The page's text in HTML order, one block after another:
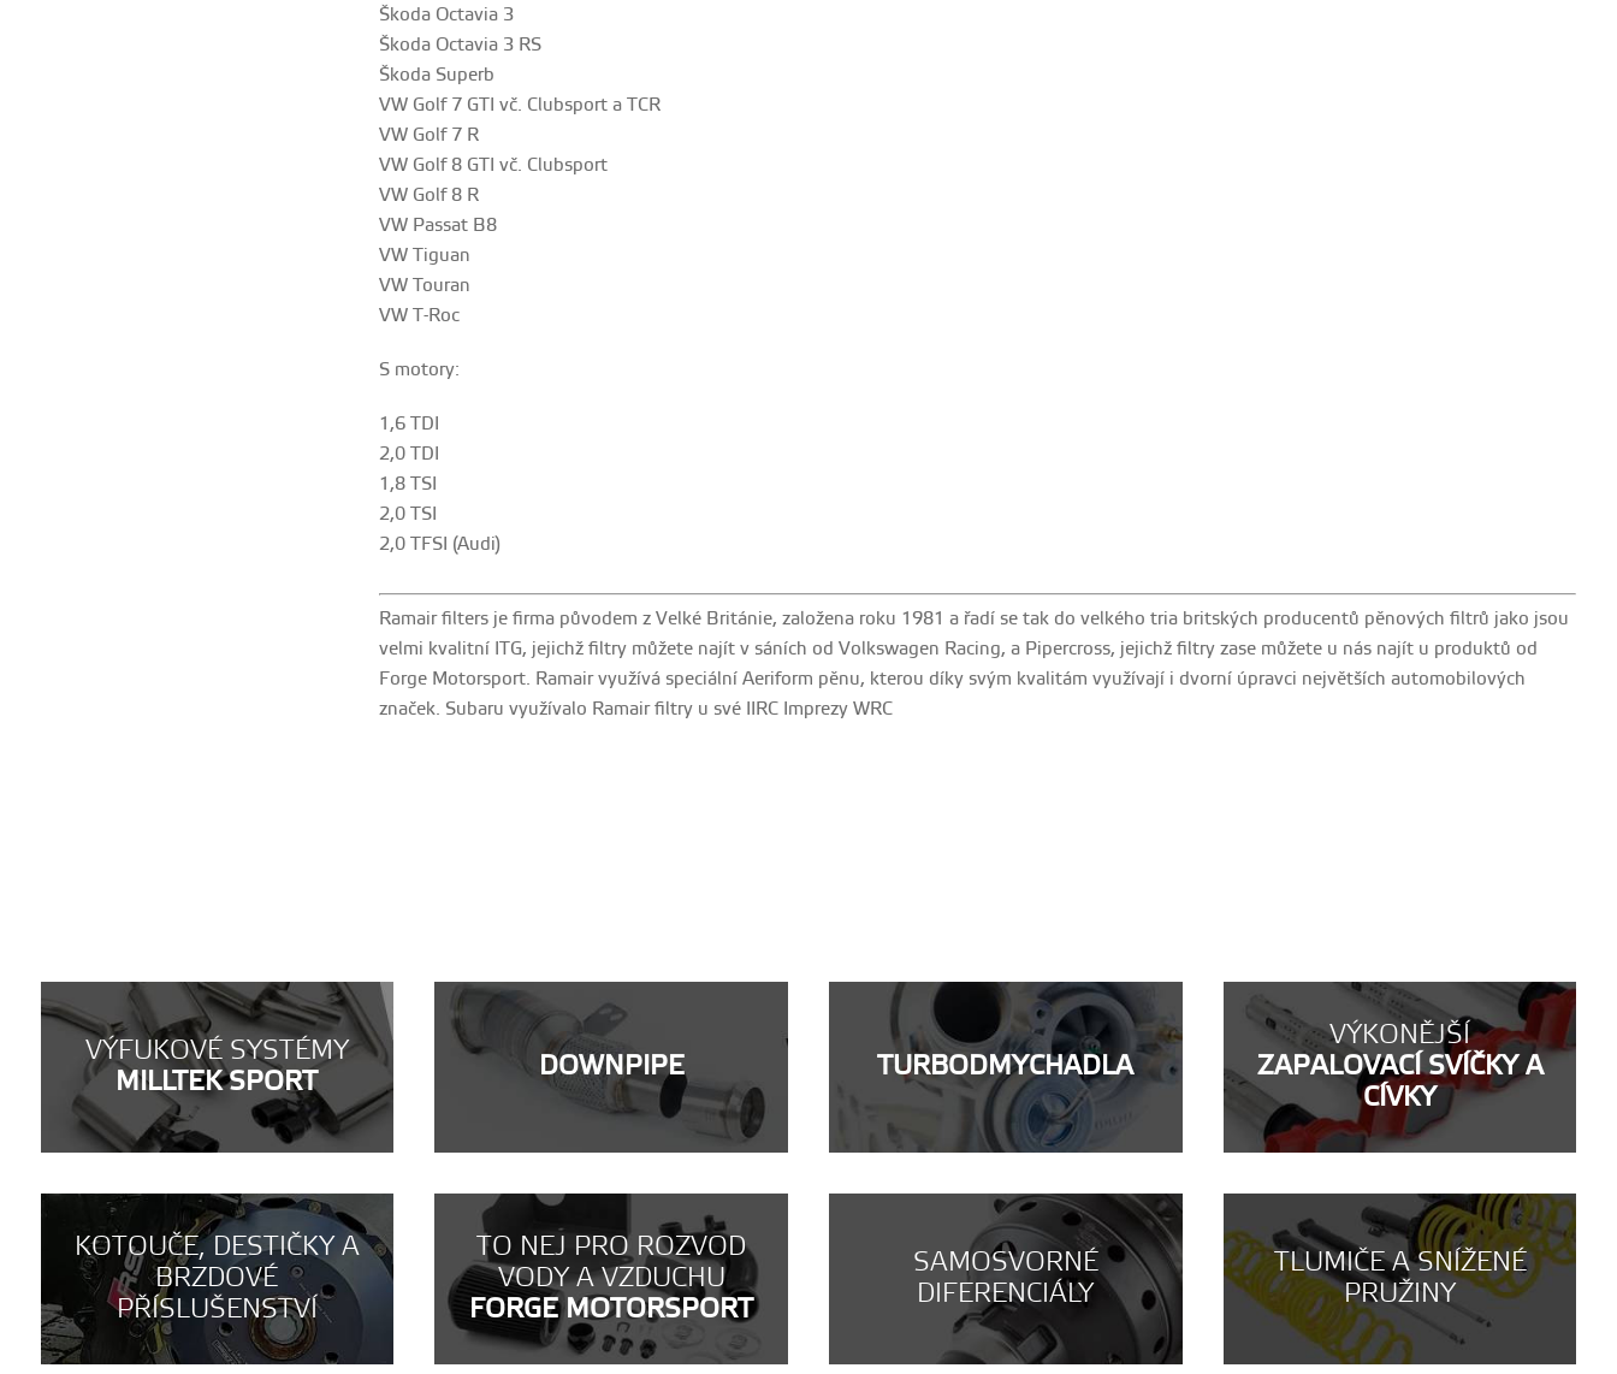
Škoda Octavia 3
Škoda Octavia 3 RS
Škoda Superb
VW Golf 7 GTI vč. Clubsport a TCR
VW Golf 7 R
VW Golf 8 GTI vč. Clubsport
VW Golf 8 R
VW Passat B8
VW Tiguan
VW Touran
VW T-Roc
S motory:
1,6 TDI
2,0 TDI
1,8 TSI
2,0 TSI
2,0 TFSI (Audi)
Ramair filters je firma původem z Velké Británie, založena roku 1981 a řadí se tak do velkého tria britských producentů pěnových filtrů jako jsou
velmi kvalitní ITG, jejichž filtry můžete najít v sáních od Volkswagen Racing, a Pipercross, jejichž filtry zase můžete u nás najít u produktů od
Forge Motorsport. Ramair využívá speciální Aeriform pěnu, kterou díky svým kvalitám využívají i dvorní úpravci největších automobilových
značek. Subaru využívalo Ramair filtry u své IIRC Imprezy WRC
VÝFUKOVÉ SYSTÉMY
MILLTEK SPORT
DOWNPIPE TURBODMYCHADLA
VÝKONĚJŠÍ
ZAPALOVACÍ SVÍČKY A
CÍVKY
KOTOUČE, DESTIČKY A
BRZDOVÉ
PŘÍSLUŠENSTVÍ
TO NEJ PRO ROZVOD
VODY A VZDUCHU
FORGE MOTORSPORT
SAMOSVORNÉ
DIFERENCIÁLY
TLUMIČE A SNÍŽENÉ
PRUŽINY